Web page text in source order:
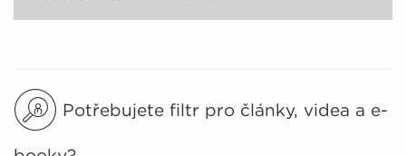
Potřebujete filtr pro články, videa a e-